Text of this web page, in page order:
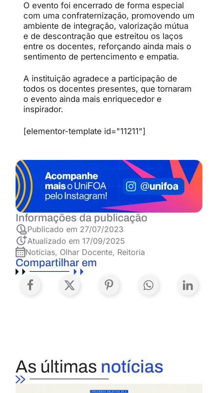
O evento foi encerrado de forma especial
com uma confraternização, promovendo um
ambiente de integração, valorização mútua
e de descontração que estreitou os laços
entre os docentes, reforçando ainda mais o
sentimento de pertencimento e empatia.
A instituição agradece a participação de
todos os docentes presentes, que tornaram
o evento ainda mais enriquecedor e
inspirador.
[elementor-template id="11211"]
Informações da publicação
Publicado em 27/07/2023
Atualizado em 17/09/2025
Notícias, Olhar Docente, Reitoria
Compartilhar em
As últimas notícias